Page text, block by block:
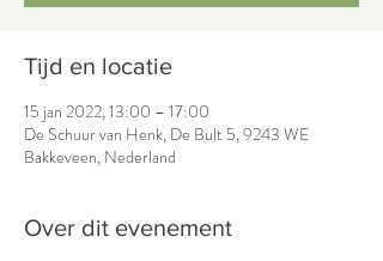
Tijd en locatie
15 jan 2022, 13:00 – 17:00
De Schuur van Henk, De Bult 5, 9243 WE
Bakkeveen, Nederland
Over dit evenement